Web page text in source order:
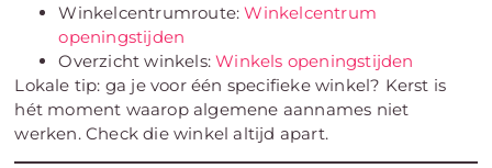
Winkelcentrumroute:Winkelcentrum
openingstijden
Overzicht winkels:Winkels openingstijden
Lokale tip: ga je voor één specifieke winkel? Kerst is
hét moment waarop algemene aannames niet
werken. Check die winkel altijd apart.